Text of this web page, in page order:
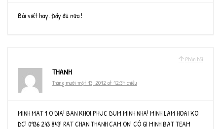
Bài viết hay. Đầy đủ nữa !
Phản hồi
THANH
Tháng mười một 13, 2012 at 12:37 chiều
MINH MAT 1 O DIA! BAN KHOI PHUC DUM MINH NHA! MINH LAM HOAI KO
DC! 0936 243 843! RAT CHAN THANH CAM ON! CÓ GI MINH BAT TEAM